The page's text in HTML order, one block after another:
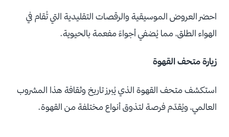
احضر العروض الموسيقية والرقصات التقليدية التي تُقام في
الهواء الطلق، مما يُضفي أجواءً مفعمة بالحيوية.
زيارة متحف القهوة
استكشف متحف القهوة الذي يُبرز تاريخ وثقافة هذا المشروب
العالمي، ويُقدّم فرصة لتذوق أنواع مختلفة من القهوة.